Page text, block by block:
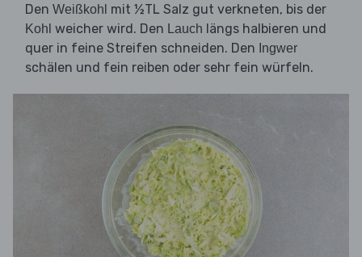
Den Weißkohl mit ½TL Salz gut verkneten, bis der
Kohl weicher wird. Den Lauch längs halbieren und
quer in feine Streifen schneiden. Den Ingwer
schälen und fein reiben oder sehr fein würfeln.